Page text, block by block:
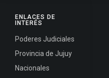
ENLACES DE
INTERÉS
Poderes Judiciales
Provincia de Jujuy
Nacionales